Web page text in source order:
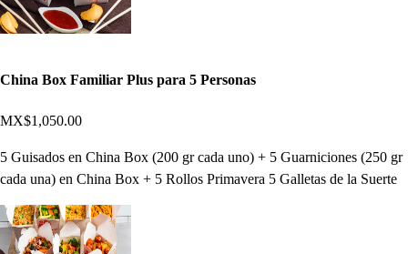
China Box Familiar Plus para 5 Personas
MX$1,050.00
5 Guisados en China Box (200 gr cada uno) + 5 Guarniciones (250 gr
cada una) en China Box + 5 Rollos Primavera 5 Galletas de la Suerte